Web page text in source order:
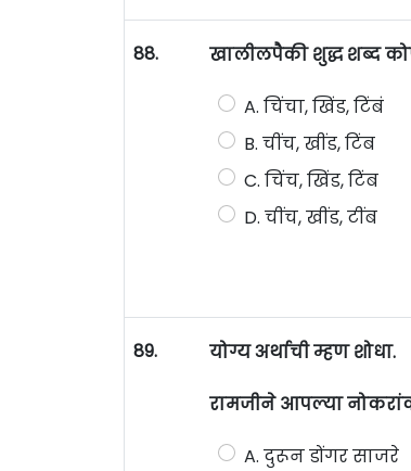
88. खालीलपैकी शुद्ध शब्द
A. चिंचा, खिंड, टिंबं
B. चींच, खींड, टिंब
C. चिंच, खिंड, टिंब
D. चींच, खींड, टींब
89. योग्य अर्थाची म्हण शोधा.
रामजीने आपल्या
A. दुरून डोंगर साजरे